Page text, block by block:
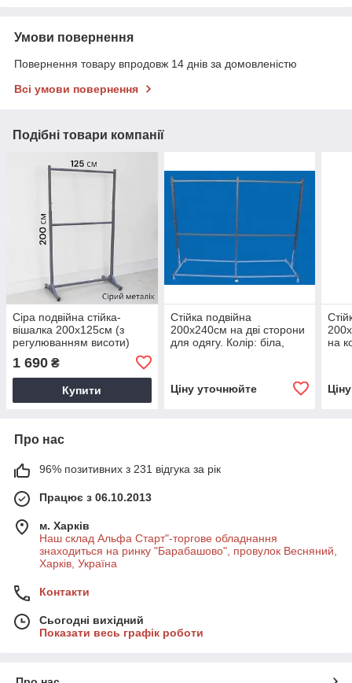
Умови повернення
Повернення товару впродовж 14 днів за домовленістю
Всі умови повернення
Подібні товари компанії
Сіра подвійна стійка-
вішалка 200х125см (з
регулюванням висоти)
1 690 ₴
Купити
Стійка подвійна
200х240см на дві сторони
для одягу. Колір: біла,
Ціну уточнюйте
на
Про нас
96% позитивних з 231 відгука за рік
Працює з 06.10.2013
м. Харків
Наш склад Альфа Старт"-торгове обладнання
знаходиться на ринку "Барабашово", провулок Весняний,
Харків, Україна
Контакти
Сьогодні вихідний
Показати весь графік роботи